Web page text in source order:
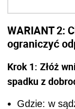
WARIANT 2:
ograniczyć
Krok 1: Złóż
spadku z
Gdzie: w